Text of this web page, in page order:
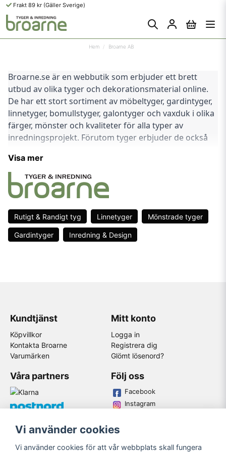
Frakt 89 kr (Gäller Sverige)
Hem Broarne AB
Broarne.se är en webbutik som erbjuder ett brett
utbud av olika tyger och dekorationsmaterial online.
De har ett stort sortiment av möbeltyger, gardintyger,
linnetyger, bomullstyger, galontyger och vaxduk i olika
färger, mönster och kvaliteter för alla typer av
inredningsprojekt. Förutom tyger erbjuder de också
heminredningsprojekt ännu mer personliga.
Broarne.se har fokus på att erbjuda hög kvalitet på
alla sina produkter till konkurrenskraftiga priser. De
arbetar med pålitliga leverantörer och tillverkare för
att säkerställa att kunderna får produkter av högsta
kvalitet. Dessutom har de en kundtjänst som alltid är
redo att hjälpa till och svara på frågor om produkterna
produktbilder innan du lägger din beställning.
betalning via säkra betalningsmetoder.
Visa mer
Rutigt & Randigt tyg Linnetyger Mönstrade tyger
Gardintyger Inredning & Design
Kundtjänst
Köpvillkor
Kontakta Broarne
Varumärken
Mitt konto
Logga in
Registrera dig
Glömt lösenord?
Våra partners Följ oss
Facebook
Instagram
© Copyright
Vi använder cookies
Vi använder cookies för att vår webbplats skall fungera